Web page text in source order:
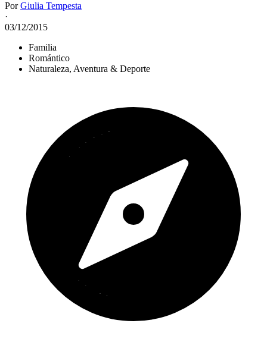
PorGiulia Tempesta
·
03/12/2015
Familia
Romántico
Naturaleza, Aventura & Deporte